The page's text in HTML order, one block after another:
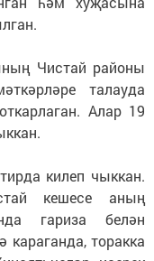
Чистай районы
талауда
Алар 19
килеп чыккан.
кешесе аның
гариза белән
караганда, торакка